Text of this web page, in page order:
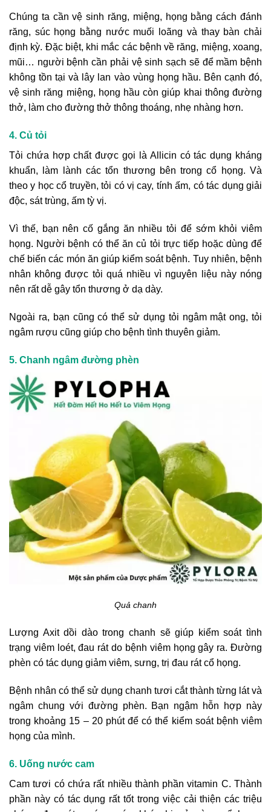
Chúng ta cần vệ sinh răng, miệng, họng bằng cách đánh
răng, súc họng bằng nước muối loãng và thay bàn chải
định kỳ. Đặc biệt, khi mắc các bệnh về răng, miệng, xoang,
mũi… người bệnh cần phải vệ sinh sạch sẽ để mầm bệnh
không tồn tại và lây lan vào vùng họng hầu. Bên cạnh đó,
vệ sinh răng miệng, họng hầu còn giúp khai thông đường
thở, làm cho đường thở thông thoáng, nhẹ nhàng hơn.
4. Củ tỏi
Tỏi chứa hợp chất được gọi là Allicin có tác dụng kháng
khuẩn, làm lành các tổn thương bên trong cổ họng. Và
theo y học cổ truyền, tỏi có vị cay, tính ấm, có tác dụng giải
độc, sát trùng, ấm tỳ vị.
Vì thế, bạn nên cố gắng ăn nhiều tỏi để sớm khỏi viêm
họng. Người bệnh có thể ăn củ tỏi trực tiếp hoặc dùng để
chế biến các món ăn giúp kiểm soát bệnh. Tuy nhiên, bệnh
nhân không được tỏi quá nhiều vì nguyên liệu này nóng
nên rất dễ gây tổn thương ở dạ dày.
Ngoài ra, bạn cũng có thể sử dụng tỏi ngâm mật ong, tỏi
ngâm rượu cũng giúp cho bệnh tình thuyên giảm.
5. Chanh ngâm đường phèn
Quả chanh
Lượng Axit dồi dào trong chanh sẽ giúp kiểm soát tình
trạng viêm loét, đau rát do bệnh viêm họng gây ra. Đường
phèn có tác dụng giảm viêm, sưng, trị đau rát cổ họng.
Bệnh nhân có thể sử dụng chanh tươi cắt thành từng lát và
ngâm chung với đường phèn. Bạn ngậm hỗn hợp này
trong khoảng 15 – 20 phút để có thể kiểm soát bệnh viêm
họng của mình.
6. Uống nước cam
Cam tươi có chứa rất nhiều thành phần vitamin C. Thành
phần này có tác dụng rất tốt trong việc cải thiện các triệu